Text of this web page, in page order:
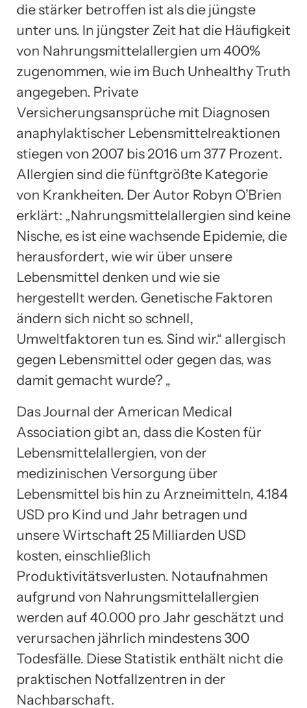
die stärker betroffen ist als die jüngste
unter uns. In jüngster Zeit hat die Häufigkeit
von Nahrungsmittelallergien um 400%
zugenommen, wie im Buch Unhealthy Truth
angegeben. Private
Versicherungsansprüche mit Diagnosen
anaphylaktischer Lebensmittelreaktionen
stiegen von 2007 bis 2016 um 377 Prozent.
Allergien sind die fünftgrößte Kategorie
von Krankheiten. Der Autor Robyn O’Brien
erklärt: „Nahrungsmittelallergien sind keine
Nische, es ist eine wachsende Epidemie, die
herausfordert, wie wir über unsere
Lebensmittel denken und wie sie
hergestellt werden. Genetische Faktoren
ändern sich nicht so schnell,
Umweltfaktoren tun es. Sind wir.“ allergisch
gegen Lebensmittel oder gegen das, was
damit gemacht wurde? „
Das Journal der American Medical
Association gibt an, dass die Kosten für
Lebensmittelallergien, von der
medizinischen Versorgung über
Lebensmittel bis hin zu Arzneimitteln, 4.184
USD pro Kind und Jahr betragen und
unsere Wirtschaft 25 Milliarden USD
kosten, einschließlich
Produktivitätsverlusten. Notaufnahmen
aufgrund von Nahrungsmittelallergien
werden auf 40.000 pro Jahr geschätzt und
verursachen jährlich mindestens 300
Todesfälle. Diese Statistik enthält nicht die
praktischen Notfallzentren in der
Nachbarschaft.